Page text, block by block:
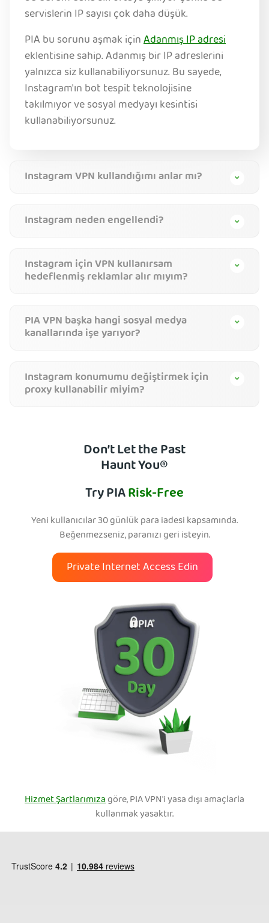
servislerin IP sayısı çok daha düşük.
PIA bu sorunu aşmak içinAdanmış IP adresi
eklentisine sahip. Adanmış bir IP adreslerini
yalnızca siz kullanabiliyorsunuz. Bu sayede,
Instagram'ın bot tespit teknolojisine
takılmıyor ve sosyal medyayı kesintisi
kullanabiliyorsunuz.
Instagram VPN kullandığımı anlar mı?
Instagram neden engellendi?
Instagram için VPN kullanırsam
hedeflenmiş reklamlar alır mıyım?
PIA VPN başka hangi sosyal medya
kanallarında işe yarıyor?
Instagram konumumu değiştirmek için
proxy kullanabilir miyim?
Don’t Let the Past
Haunt You®
Try PIARisk-Free
Yeni kullanıcılar 30 günlük para iadesi kapsamında.
Beğenmezseniz, paranızı geri isteyin.
Private Internet Access Edin
Hizmet Şartlarımızagöre, PIA VPN'i yasa dışı amaçlarla
kullanmak yasaktır.